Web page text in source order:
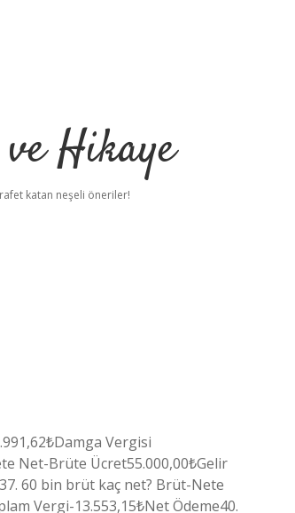
ve Hikaye
katan neşeli öneriler!
Vergisi
Net-Brüte Ücret55.000,00₺Gelir
60 bin brüt kaç net? Brüt-Nete
Vergi-13.553,15₺Net Ödeme40.